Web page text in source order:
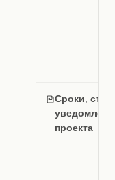
Сроки,
проекта